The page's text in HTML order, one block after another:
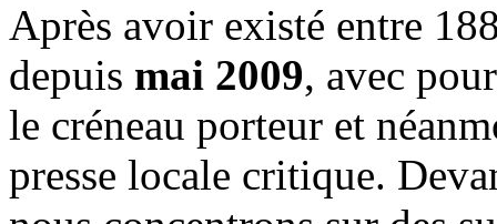
Après avoir existé entre
depuis mai 2009, avec
le créneau porteur et
presse locale critique.